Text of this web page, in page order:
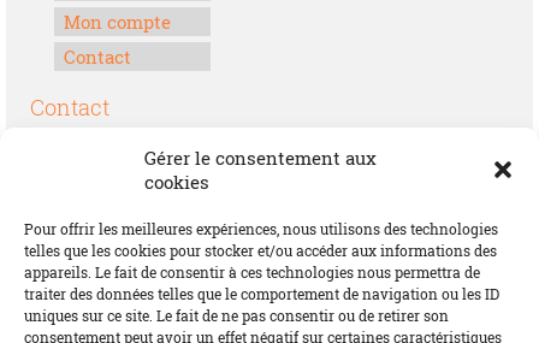
Gérer le consentement aux
cookies
Pour offrir les meilleures expériences, nous utilisons des technologies
telles que les cookies pour stocker et/ou accéder aux informations des
appareils. Le fait de consentir à ces technologies nous permettra de
traiter des données telles que le comportement de navigation ou les ID
uniques sur ce site. Le fait de ne pas consentir ou de retirer son
consentement peut avoir un effet négatif sur certaines caractéristiques
Mon compte
Contact
Contact
Boulevard Félix Houphouët-Boigny
contact@offrirdubonheur.com
Blog